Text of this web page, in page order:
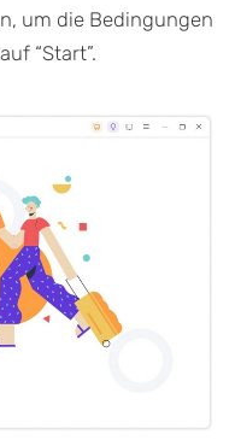
um die Bedingungen
“Start”.